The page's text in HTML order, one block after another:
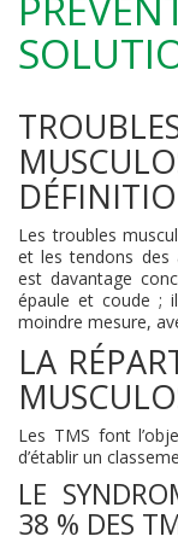
Les troubles
et les tendons des
est davantage
épaule et coude ;
moindre mesure,
LA
Les TMS font
d’établir un
LE
38 % DES